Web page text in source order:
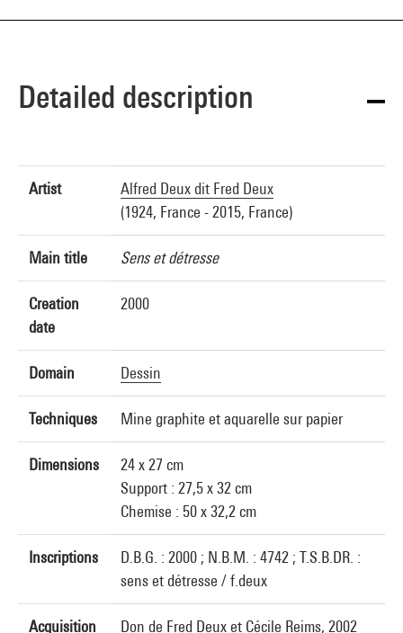
Detailed description
Artist
Alfred Deux dit Fred Deux
(1924, France - 2015, France)
Main title Sens et détresse
Creation
date
2000
Domain Dessin
Techniques Mine graphite et aquarelle sur papier
Dimensions
24 x 27 cm
Support : 27,5 x 32 cm
Chemise : 50 x 32,2 cm
Inscriptions
D.B.G. : 2000 ; N.B.M. : 4742 ; T.S.B.DR. :
sens et détresse / f.deux
Acquisition Don de Fred Deux et Cécile Reims, 2002